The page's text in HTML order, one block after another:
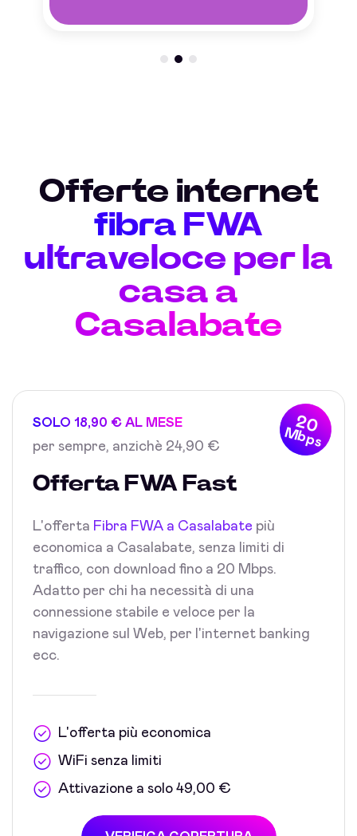
Offerte internet
fibra FWA
ultraveloce per la
casa a
Casalabate
20
Mbps
SOLO 18,90 € AL MESE
per sempre, anzichè 24,90 €
Offerta FWA Fast
L'offerta Fibra FWA a Casalabate più
economica a Casalabate, senza limiti di
traffico, con download fino a 20 Mbps.
Adatto per chi ha necessità di una
connessione stabile e veloce per la
navigazione sul Web, per l'internet banking
ecc.
L'offerta più economica
WiFi senza limiti
Attivazione a solo 49,00 €